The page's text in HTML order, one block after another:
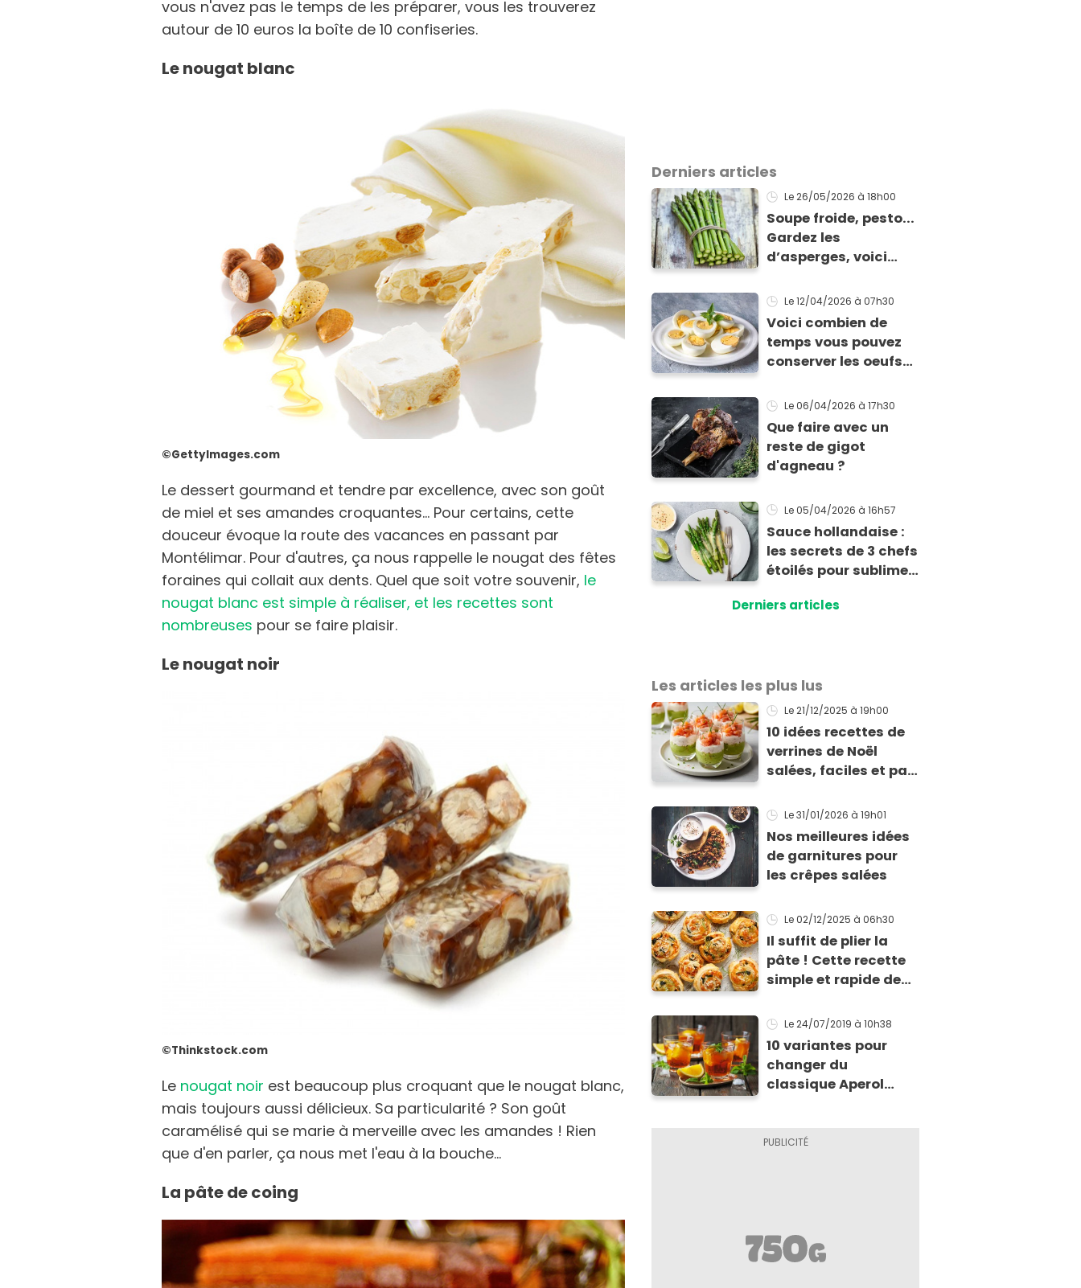
vous n'avez pas le temps de les préparer, vous les trouverez
autour de 10 euros la boîte de 10 confiseries.
Le nougat blanc
©GettyImages.com
Le dessert gourmand et tendre par excellence, avec son goût
de miel et ses amandes croquantes... Pour certains, cette
douceur évoque la route des vacances en passant par
Montélimar. Pour d'autres, ça nous rappelle le nougat des fêtes
foraines qui collait aux dents. Quel que soit votre souvenir, le
nougat blanc est simple à réaliser, et les recettes sont
nombreuses pour se faire plaisir.
Le nougat noir
©Thinkstock.com
Le nougat noir est beaucoup plus croquant que le nougat blanc,
mais toujours aussi délicieux. Sa particularité ? Son goût
caramélisé qui se marie à merveille avec les amandes ! Rien
que d'en parler, ça nous met l'eau à la bouche...
La pâte de coing
Derniers articles
Le 26/05/2026 à 18h00
Soupe froide, pesto...
Gardez les
d’asperges, voici
!
Le 12/04/2026 à 07h30
Voici combien de
temps vous pouvez
conserver les oeufs
cuisson
Le 06/04/2026 à 17h30
Que faire avec un
reste de gigot
d'agneau ?
Le 05/04/2026 à 16h57
Sauce hollandaise :
les secrets de 3 chefs
étoilés pour sublimer
Derniers articles
Les articles les plus lus
Le 21/12/2025 à 19h00
10 idées recettes de
verrines de Noël
salées, faciles et pas
Le 31/01/2026 à 19h01
Nos meilleures idées
de garnitures pour
les crêpes salées
Le 02/12/2025 à 06h30
Il suffit de plier la
pâte ! Cette recette
simple et rapide de
sauver pour l’apéritif
de Noël
Le 24/07/2019 à 10h38
10 variantes pour
changer du
classique Aperol